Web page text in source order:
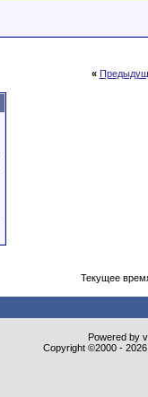
«
Текущее
Powered by
Copyright ©2000 -